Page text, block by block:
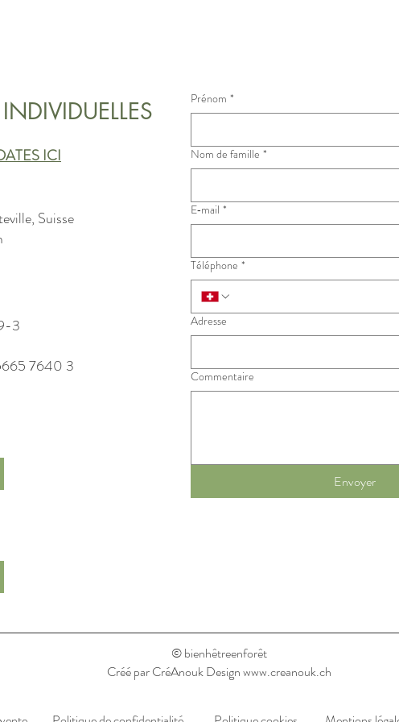
ICI
Suisse
3
7640 3
Prénom *
Nom de famille *
E‑mail *
Téléphone *
Adresse
Commentaire
Envoyer
© bienhêtreenforêt
Créé parCréAnouk Designwww.creanouk.ch